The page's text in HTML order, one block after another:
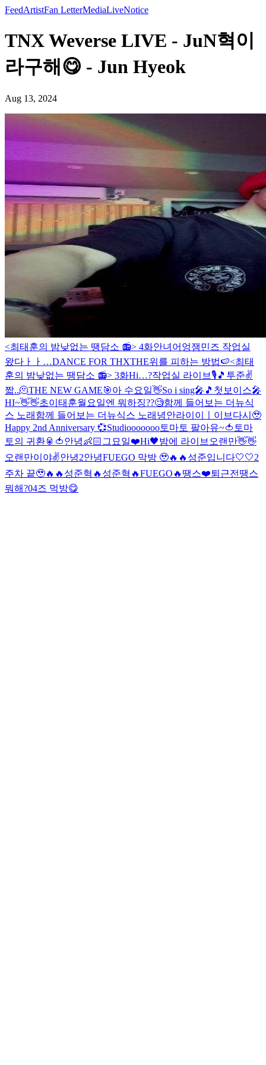
FeedArtistFan LetterMediaLiveNotice
TNX Weverse LIVE - JuN혁이
라구해😋 - Jun Hyeok
Aug 13, 2024
<최태훈의 밤낮없는 땡담소 📻> 4화안녀어엉잼민즈 작업실
왔다ㅏㅏ…DANCE FOR THXTHE위를 피하는 방법🍉<최태
훈의 밤낮없는 땡담소 📻> 3화Hi…?작업실 라이브🎙🎵 투준✌️
짧..🫠THE NEW GAME🎯아 수요일👋So i sing🎤🎵 첫보이스🎤
HI~👋👋초이태훈월요일엔 뭐하징??🧐함께 들어보는 더뉴식
스 노래 함께 들어보는 더뉴식스 노래 녕안라이이ㅣ이브 다시🥹
Happy 2nd Anniversary 💞Studiooooooo토마토 팔아유~🍅 토마
토의 귀환🥫🍅안녕👶🏻 그묘일❤️Hi🖤밤에 라이브 오랜만👋👋
오랜만이야✌️안녕2안녕FUEGO 막방 🥹🔥🔥 성준입니다🤍🤍2
주차 끝🥹🔥🔥 성준혁🔥 성준혁🔥FUEGO🔥 땡스❤️퇴근전 땡스
뭐해?04즈 먹방😋